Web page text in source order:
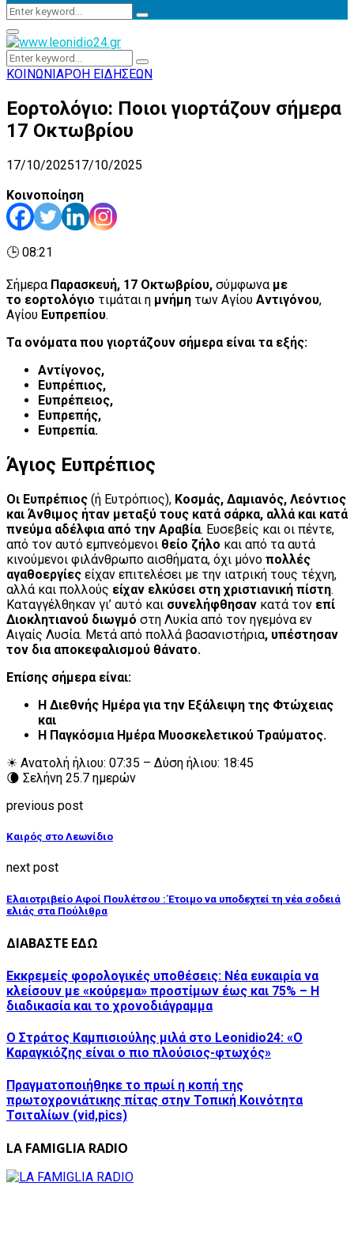
Search
Search
Primary
Menu
Search
for:
Search
ΚΟΙΝΩΝΙΑΡΟΗ ΕΙΔΗΣΕΩΝ
Εορτολόγιο: Ποιοι γιορτάζουν σήμερα
17 Οκτωβρίου
17/10/202517/10/2025
Κοινοποίηση
🕒 08:21
Σήμερα Παρασκευή, 17 Οκτωβρίου, σύμφωναμε
το εορτολόγιο τιμάται η μνήμη των Αγίου Αντιγόνου,
Αγίου Ευπρεπίου.
Τα ονόματα που γιορτάζουν σήμερα είναι τα εξής:
Αντίγονος,
Ευπρέπιος,
Ευπρέπειος,
Ευπρεπής,
Ευπρεπία.
Άγιος Ευπρέπιος
Οι Ευπρέπιος (ή Eυτρόπιος), Κοσμάς, Δαμιανός, Λεόντιος
και Άνθιμος ήταν μεταξύ τους κατά σάρκα, αλλά και κατά
πνεύμα αδέλφια από την Αραβία. Ευσεβείς και οι πέντε,
από τον αυτό εμπνεόμενοι θείο ζήλο και από τα αυτά
κινούμενοι φιλάνθρωπο αισθήματα, όχι μόνο πολλές
αγαθοεργίες είχαν επιτελέσει με την ιατρική τους τέχνη,
αλλά και πολλούς είχαν ελκύσει στη χριστιανική πίστη.
Καταγγέλθηκαν γι’ αυτό και συνελήφθησαν κατά τον επί
Διοκλητιανού διωγμό στη Λυκία από τον ηγεμόνα εν
Αιγαίς Λυσία. Μετά από πολλά βασανιστήρια, υπέστησαν
τον δια αποκεφαλισμού θάνατο.
Επίσης σήμερα είναι:
Η Διεθνής Ημέρα για την Εξάλειψη της Φτώχειας
και
Η Παγκόσμια Ημέρα Μυοσκελετικού Τραύματος.
☀ Ανατολή ήλιου: 07:35 – Δύση ήλιου: 18:45
🌘 Σελήνη 25.7 ημερών
previous post
Καιρός στο Λεωνίδιο
next post
Ελαιοτριβείο Αφοί Πουλέτσου : Έτοιμο να υποδεχτεί τη νέα σοδειά
ελιάς στα Πούλιθρα
ΔΙΑΒΑΣΤΕ ΕΔΩ
Εκκρεμείς φορολογικές υποθέσεις: Νέα ευκαιρία να
κλείσουν με «κούρεμα» προστίμων έως και 75% – Η
διαδικασία και το χρονοδιάγραμμα
Ο Στράτος Καμπισιούλης μιλά στο Leonidio24: «Ο
Καραγκιόζης είναι ο πιο πλούσιος-φτωχός»
Πραγματοποιήθηκε το πρωί η κοπή της
πρωτοχρονιάτικης πίτας στην Τοπική Κοινότητα
Τσιταλίων (vid,pics)
LA FAMIGLIA RADIO